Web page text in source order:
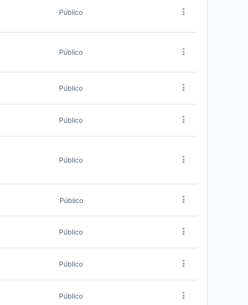
Público
Público
Público
Público
Público
Público
Público
Público
Público